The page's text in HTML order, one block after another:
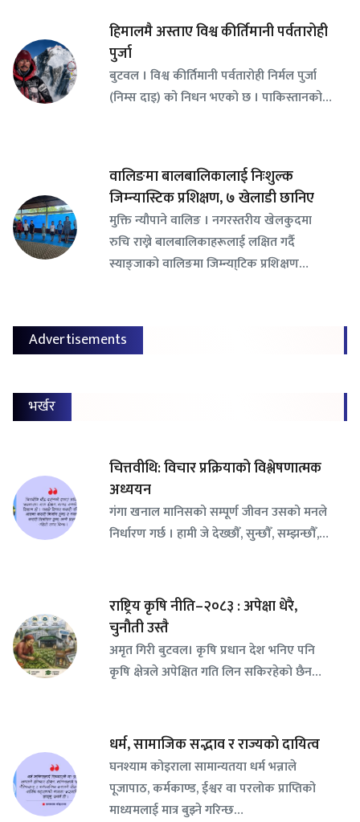
हिमालमै अस्ताए विश्व कीर्तिमानी पर्वतारोही
पुर्जा
बुटवल । विश्व कीर्तिमानी पर्वतारोही निर्मल पुर्जा
(निम्स दाइ) को निधन भएको छ । पाकिस्तानको…
वालिङमा बालबालिकालाई निःशुल्क
जिम्न्यास्टिक प्रशिक्षण, ७ खेलाडी छानिए
​मुक्ति न्यौपाने वालिङ । नगरस्तरीय खेलकुदमा
रुचि राख्ने बालबालिकाहरूलाई लक्षित गर्दै
स्याङ्जाको वालिङमा जिम्न्या्टिक प्रशिक्षण…
Advertisements
भर्खर
चित्तवीथि: विचार प्रक्रियाको विश्लेषणात्मक
अध्ययन
गंगा खनाल मानिसको सम्पूर्ण जीवन उसको मनले
निर्धारण गर्छ । हामी जे देख्छौँ, सुन्छौँ, सम्झन्छौँ,…
राष्ट्रिय कृषि नीति–२०८३ : अपेक्षा धेरै,
चुनौती उस्तै
अमृत गिरी बुटवल। कृषि प्रधान देश भनिए पनि
कृषि क्षेत्रले अपेक्षित गति लिन सकिरहेको छैन…
धर्म, सामाजिक सद्भाव र राज्यको दायित्व
घनश्याम कोइराला सामान्यतया धर्म भन्नाले
पूजापाठ, कर्मकाण्ड, ईश्वर वा परलोक प्राप्तिको
माध्यमलाई मात्र बुझ्ने गरिन्छ…